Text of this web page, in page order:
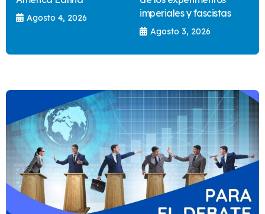
Agosto 4, 2026
imperiales y fascistas
Agosto 3, 2026